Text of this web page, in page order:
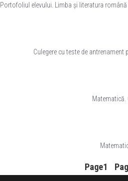
Portofoliul elevului. Limba și literatura
Culegere cu teste de
Matematică.
Page1